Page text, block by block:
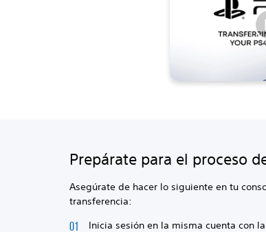
Prepárate para el proceso
Asegúrate de hacer lo siguiente en tu
transferencia:
Inicia sesión en la misma cuenta con